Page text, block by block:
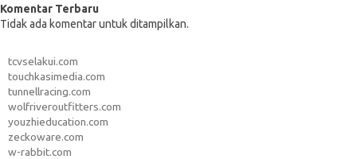
Komentar Terbaru
Tidak ada komentar untuk ditampilkan.
tcvselakui.com
touchkasimedia.com
tunnellracing.com
wolfriveroutfitters.com
youzhieducation.com
zeckoware.com
w-rabbit.com